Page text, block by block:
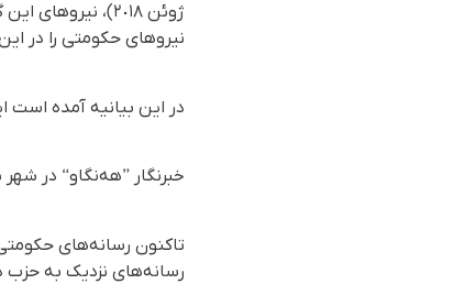
ژوئن ٢٠١٨)،
نیروهای حکومتی را در
در این بیانیە آمدە است
خبرنگار ”هەنگاو“ در
تاکنون رسانەهای
رسانەهای نزدیک بە حزب